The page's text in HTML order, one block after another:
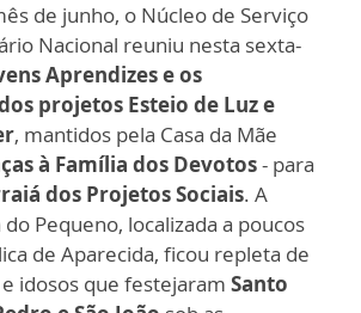
de junho, o Núcleo de Serviço
Nacional reuniu nesta sexta-
Aprendizes e os
projetos Esteio de Luz e
, mantidos pela Casa da Mãe
à Família dos Devotos- para
dos Projetos Sociais. A
do Pequeno, localizada a poucos
de Aparecida, ficou repleta de
idosos que festejaram Santo